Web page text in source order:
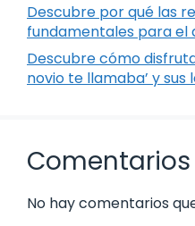
Descubre por qué las
fundamentales para el
Descubre cómo
novio te llamaba’ y
No hay comentarios